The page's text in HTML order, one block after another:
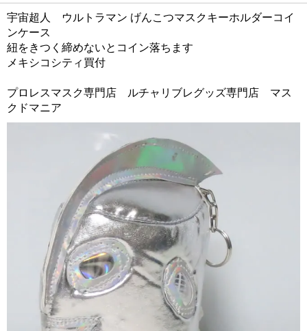
宇宙超人 ウルトラマン げんこつマスクキーホルダーコイ
ンケース
紐をきつく締めないとコイン落ちます
メキシコシティ買付
プロレスマスク専門店 ルチャリブレグッズ専門店 マス
クドマニア